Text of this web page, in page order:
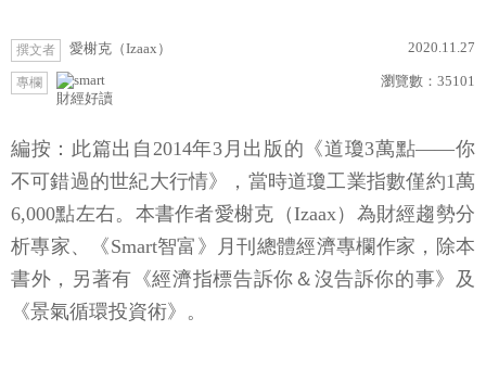
撰文者 愛榭克（Izaax） 2020.11.27
專欄
財經好讀
瀏覽數： 35101
編按：此篇出自2014年3月出版的《道瓊3萬點——你
不可錯過的世紀大行情》，當時道瓊工業指數僅約1萬
6,000點左右。本書作者愛榭克（Izaax）為財經趨勢分
析專家、《Smart智富》月刊總體經濟專欄作家，除本
書外，另著有《經濟指標告訴你＆沒告訴你的事》及
《景氣循環投資術》。